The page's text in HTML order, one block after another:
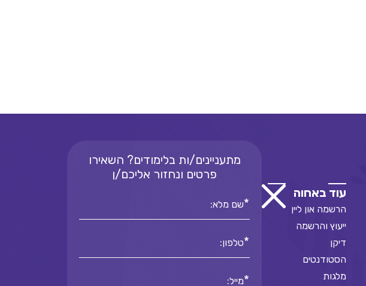
עוד באחוה
הרשמה און ליין
ייעוץ והרשמה
דיקן
הסטודנטים
מלגות
מתעניינים/ות בלימודים? השאירו
פרטים ונחזור אליכם/ן
שם מלא:*
טלפון:*
מייל:*